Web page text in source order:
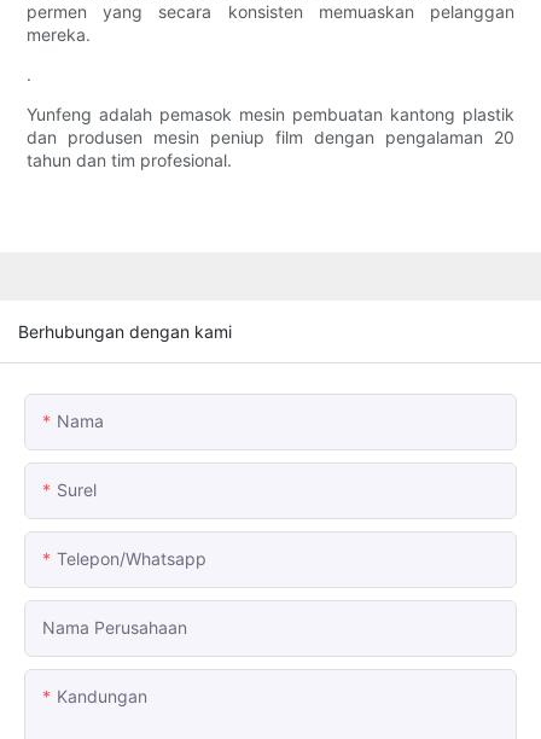
permen yang secara konsisten memuaskan pelanggan
mereka.
.
Yunfeng adalah pemasok mesin pembuatan kantong plastik
dan produsen mesin peniup film dengan pengalaman 20
tahun dan tim profesional.
Berhubungan dengan kami
Nama
Surel
Telepon/whatsapp
Nama Perusahaan
Kandungan